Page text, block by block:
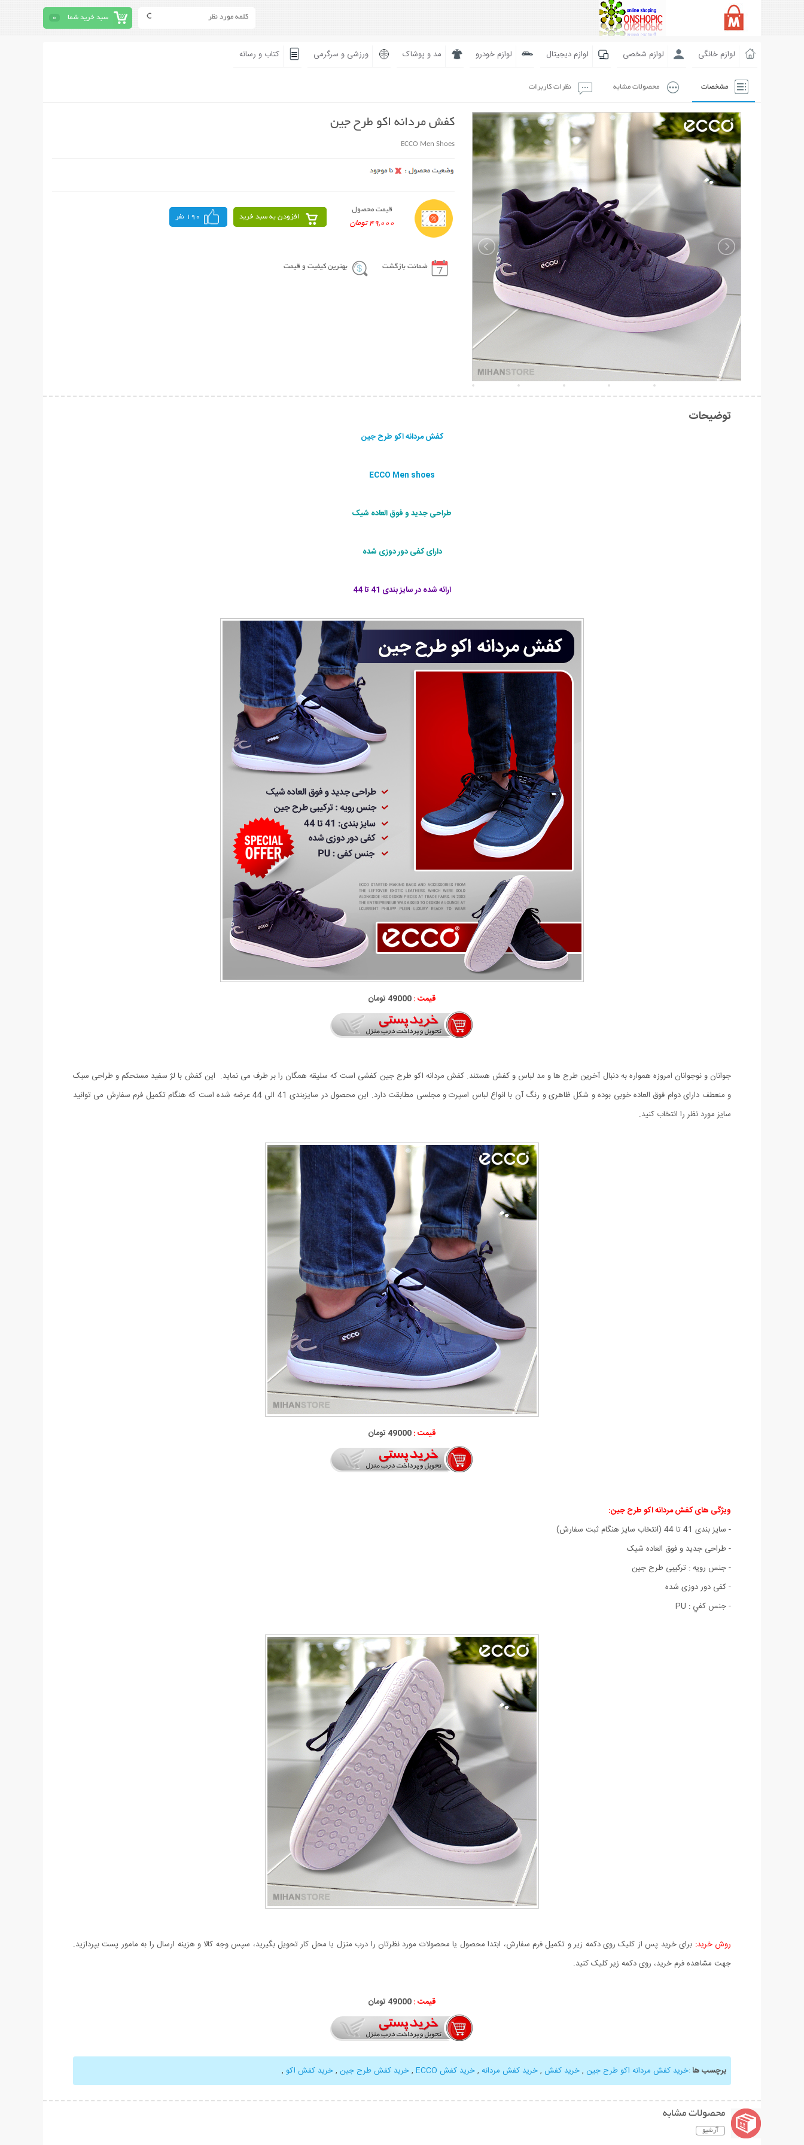
سبد خرید شما 0
لوازم خانگی لوازم شخصی لوازم دیجیتال لوازم خودرو مد و پوشاک ورزشی و سرگرمی کتاب و رسانه
مشخصات محصولات مشابه نظرات کاربرات
کفش مردانه اکو طرح جین
ECCO Men Shoes
قیمت محصول
49,000 تومان
افزودن به سبد خرید 190 نفر
ضمانت بازگشت بهترین کیفیت و قیمت
توضیحات
کفش مردانه اکو طرح جین
ECCO Men shoes
طراحی جديد و فوق العاده شيک
دارای کفی دور دوزی شده
ارائه شده در سايز بندی 41 تا 44
قیمت :49000 تومان
جوانان و نوجوانان امروزه همواره به دنبال آخرین طرح ها و مد لباس و کفش هستند. کفش مردانه اکو طرح جین کفشی است که سلیقه همگان را بر طرف می نماید. این کفش با لژ سفید مستحکم و طراحی سبک
و منعطف دارای دوام فوق العاده خوبی بوده و شکل ظاهری و رنگ آن با انواع لباس اسپرت و مجلسی مطابقت دارد. این محصول در سایزبندی 41 الی 44 عرضه شده است که هنگام تکمیل فرم سفارش می توانید
سایز مورد نظر را انتخاب کنید.
قیمت :49000 تومان
ویژگی های کفش مردانه اکو طرح جین:
- سايز بندی 41 تا 44 (انتخاب سايز هنگام ثبت سفارش)
- طراحی جديد و فوق العاده شيک
- جنس رویه : ترکیبی طرح جين
- کفی دور دوزی شده
- جنس کفي : PU
روش خرید: برای خرید پس از کلیک روی دکمه زیر و تکمیل فرم سفارش، ابتدا محصول یا محصولات مورد نظرتان را درب منزل یا محل کار تحویل بگیرید، سپس وجه کالا و هزینه ارسال را به مامور پست بپردازید.
جهت مشاهده فرم خرید، روی دکمه زیر کلیک کنید.
قیمت :49000 تومان
برچسب ها:خرید کفش مردانه اکو طرح جین ,خرید کفش ,خرید کفش مردانه ,خرید کفش ECCO ,خرید کفش طرح جین ,خرید کفش اکو ,
محصولات مشابه
آرشیو